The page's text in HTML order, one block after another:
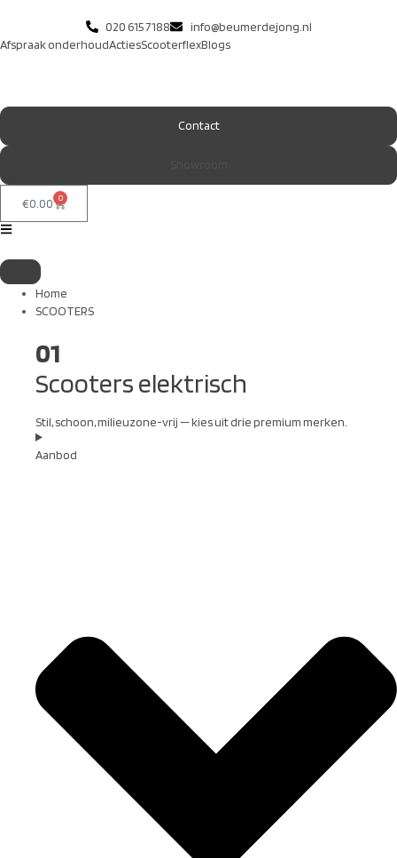
020 615 7188
info@beumerdejong.nl
Afspraak onderhoudActiesScooterflexBlogs
Contact
€0.00 0
Home
SCOOTERS
01
Scooters elektrisch
Stil, schoon, milieuzone-vrij — kies uit drie premium merken.
Aanbod